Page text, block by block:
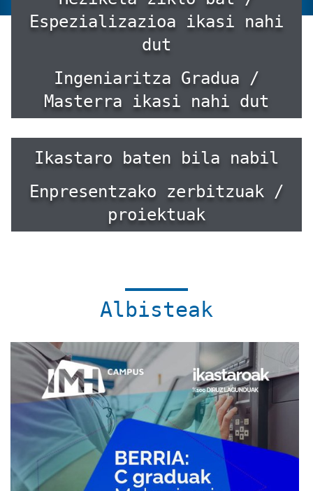
Espezializazioa ikasi nahi
dut
Ingeniaritza Gradua /
Masterra ikasi nahi dut
Ikastaro baten bila nabil
Enpresentzako zerbitzuak /
proiektuak
Albisteak